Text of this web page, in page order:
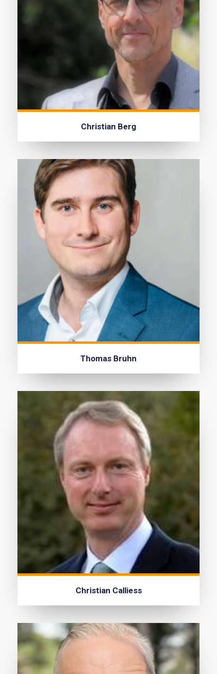
Christian Berg
Thomas Bruhn
Christian Calliess